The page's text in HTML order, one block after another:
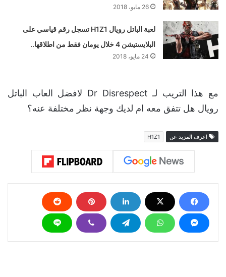
26 مايو، 2018
لعبة الباتل رويال H1Z1 تسجل رقم قياسي على
البلايستيشن 4 خلال يومان فقط من اطلاقها..
24 مايو، 2018
مع هذا التريب لـ Dr Disrespect لافضل العاب الباتل
رويال هل تتفق معه ام لديك وجهة نظر مختلفة عنه؟
اعرف المزيد عن H1Z1